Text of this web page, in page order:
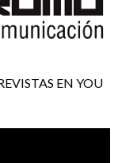
EN YOU